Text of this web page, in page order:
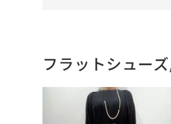
フラットシュー